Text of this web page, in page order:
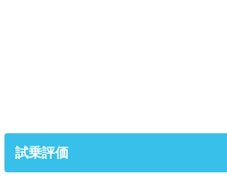
試乗評価